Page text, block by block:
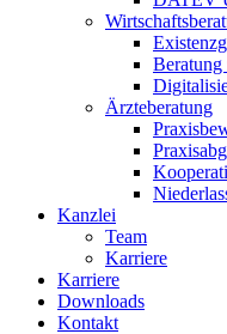
Beratung
Ärzteberatung
Kanzlei
Team
Karriere
Karriere
Downloads
Kontakt